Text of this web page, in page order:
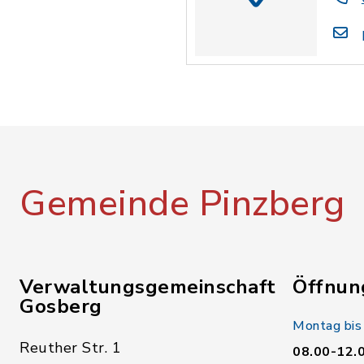
Gemeinde Pinzberg
Verwaltungsgemeinschaft
Gosberg
Reuther Str. 1
Montag
08.00-